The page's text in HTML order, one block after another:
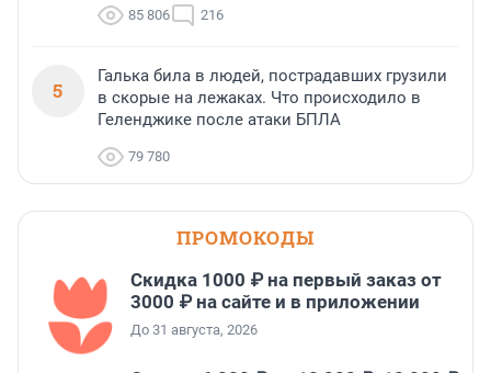
85 806 216
5
Галька била в людей, пострадавших грузили
в скорые на лежаках. Что происходило в
Геленджике после атаки БПЛА
79 780
ПРОМОКОДЫ
Скидка 1000 ₽ на первый заказ от
3000 ₽ на сайте и в приложении
До 31 августа, 2026